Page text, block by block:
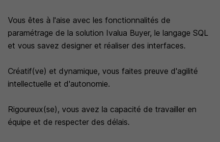
Vous êtes à l'aise avec les fonctionnalités de
paramétrage de la solution Ivalua Buyer, le langage SQL
et vous savez designer et réaliser des interfaces.
Créatif(ve) et dynamique, vous faites preuve d'agilité
intellectuelle et d'autonomie.
Rigoureux(se), vous avez la capacité de travailler en
équipe et de respecter des délais.